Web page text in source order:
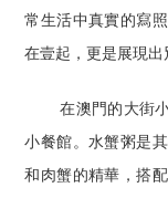
常生活中真實的寫
在壹起，更是展現出
在澳門的大街
小餐館。水蟹粥是
和肉蟹的精華，搭